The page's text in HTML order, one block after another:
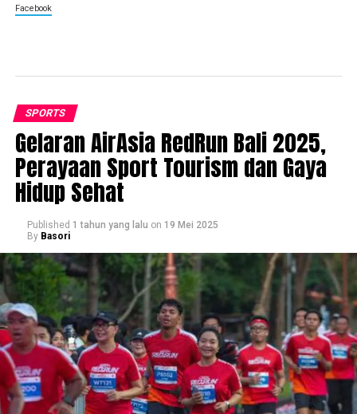
Facebook
SPORTS
Gelaran AirAsia RedRun Bali 2025,
Perayaan Sport Tourism dan Gaya
Hidup Sehat
Published 1 tahun yang lalu on 19 Mei 2025
By Basori